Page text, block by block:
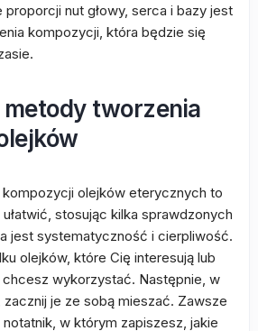
proporcji nut głowy, serca i bazy jest
kompozycji, która będzie się
tworzenia
kompozycji olejków eterycznych to
stosując kilka sprawdzonych
jest systematyczność i cierpliwość.
olejków, które Cię interesują lub
wykorzystać. Następnie, w
je ze sobą mieszać. Zawsze
w którym zapiszesz, jakie